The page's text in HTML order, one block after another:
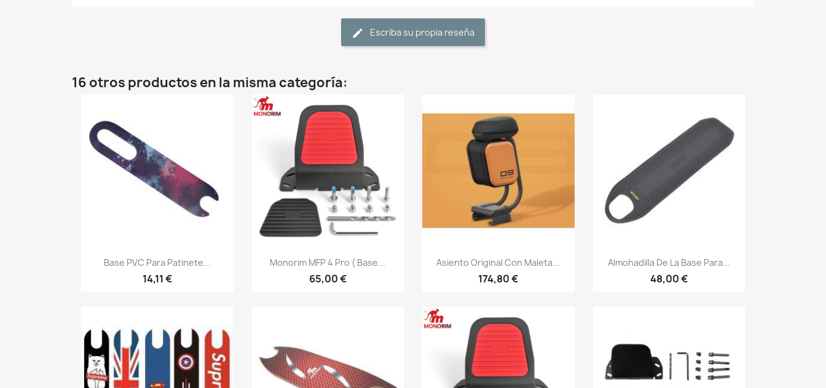
Escriba su propia reseña
16 otros productos en la misma categoría:
Vista rápida
Base PVC Para Patinete...
14,11 €
Vista rápida
Monorim MFP 4 Pro ( Base...
65,00 €
Vista rápida
Asiento Original Con Maleta...
174,80 €
Vista rápida
Almohadilla De La Base Para...
48,00 €